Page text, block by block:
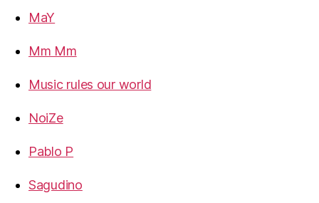
MaY
Mm Mm
Music rules our world
NoiZe
Pablo P
Sagudino